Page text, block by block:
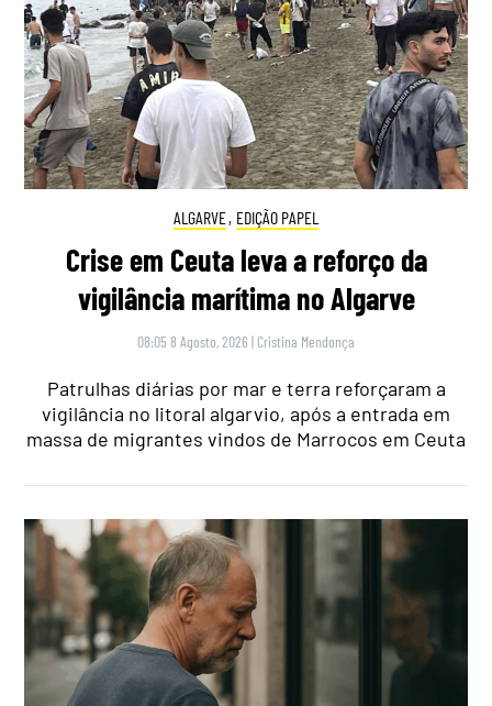
ALGARVE, EDIÇÃO PAPEL
Crise em Ceuta leva a reforço da
vigilância marítima no Algarve
08:05 8 Agosto, 2026 | Cristina Mendonça
Patrulhas diárias por mar e terra reforçaram a
vigilância no litoral algarvio, após a entrada em
massa de migrantes vindos de Marrocos em Ceuta